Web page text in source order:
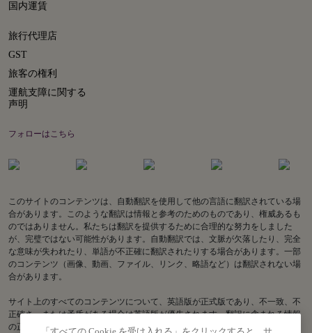
国内運賃
旅行代理店
GST
旅客の権利
運航支障に関する
声明
フォローはこちら
このサイトのコンテンツは、自動翻訳を使用して他の言語に翻訳されている場
合があります。このような翻訳は情報と参考のためのものであり、権威あるも
のではありません。私たちは翻訳を提供するために合理的な努力をしました
が、完璧ではない可能性があります。自動翻訳では、文脈が欠落したり、完全
な意味が失われたり、単語が不正確に翻訳されたりする場合があります。一部
のコンテンツ（画像、動画、ファイル、リンク、略語など）は翻訳されない場
合があります。
サイト上のすべてのコンテンツについて、英語版が正式版であり、不一致、不
正確さ、または矛盾がある場合は英語版が優先されます。翻訳に含まれる情報
の正確性に関してご質問がある場合は、英語版をご参照ください。Air India